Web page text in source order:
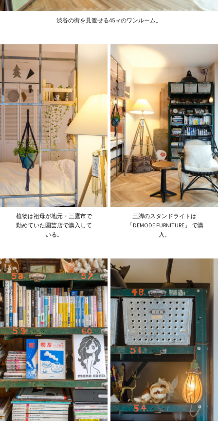
渋谷の街を見渡せる45㎡のワンルーム。
植物は祖母が地元・三鷹市で
勤めていた園芸店で購入して
いる。
三脚のスタンドライトは
「DEMODE FURNITURE」
で購
入。